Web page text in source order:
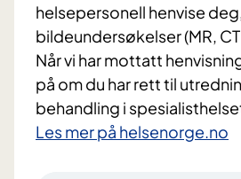
helsepersonell henvise
bildeundersøkelser (MR,
Når vi har mottatt
på om du har rett til
behandling i
Les mer på helsenorge.no